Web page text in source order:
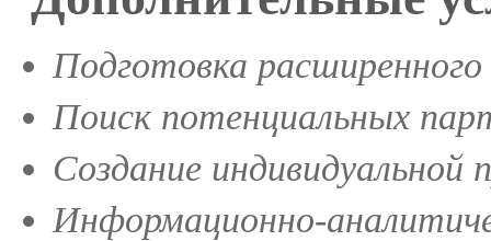
Подготовка
Поиск потенциальных
Создание индивидуальной
Информационно-